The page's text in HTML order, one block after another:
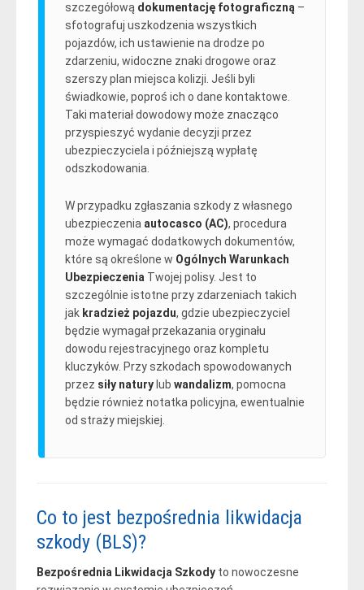
szczegółową dokumentację fotograficzną –
sfotografuj uszkodzenia wszystkich
pojazdów, ich ustawienie na drodze po
zdarzeniu, widoczne znaki drogowe oraz
szerszy plan miejsca kolizji. Jeśli byli
świadkowie, poproś ich o dane kontaktowe.
Taki materiał dowodowy może znacząco
przyspieszyć wydanie decyzji przez
ubezpieczyciela i późniejszą wypłatę
odszkodowania.
W przypadku zgłaszania szkody z własnego
ubezpieczenia autocasco (AC), procedura
może wymagać dodatkowych dokumentów,
które są określone w Ogólnych Warunkach
Ubezpieczenia Twojej polisy. Jest to
szczególnie istotne przy zdarzeniach takich
jak kradzież pojazdu, gdzie ubezpieczyciel
będzie wymagał przekazania oryginału
dowodu rejestracyjnego oraz kompletu
kluczyków. Przy szkodach spowodowanych
przez siły natury lub wandalizm, pomocna
będzie również notatka policyjna, ewentualnie
od straży miejskiej.
Co to jest bezpośrednia likwidacja
szkody (BLS)?
Bezpośrednia Likwidacja Szkody to nowoczesne